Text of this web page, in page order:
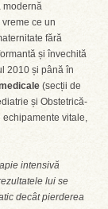
modernă
ce un
fără
și învechită
2010 și până în
(secții de
și Obstetrică-
vitale,
intensivă
lui se
decât pierderea